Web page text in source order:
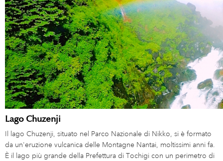
Lago Chuzenji
Il lago Chuzenji, situato nel Parco Nazionale di Nikko, si è formato
da un'eruzione vulcanica delle Montagne Nantai, moltissimi anni fa.
È il lago più grande della Prefettura di Tochigi con un perimetro di